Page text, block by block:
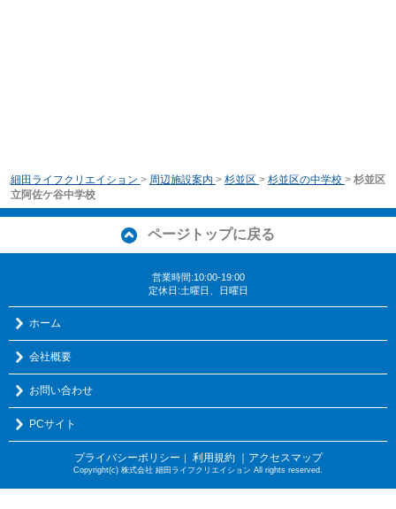
細田ライフクリエイション > 周辺施設案内 > 杉並区 > 杉並区の中学校 > 杉並区
立阿佐ケ谷中学校
ページトップに戻る
営業時間:10:00-19:00
定休日:土曜日、日曜日
ホーム
会社概要
お問い合わせ
PCサイト
プライバシーポリシー ｜ 利用規約 ｜アクセスマップ
Copyright(c) 株式会社 細田ライフクリエイション All rights reserved.